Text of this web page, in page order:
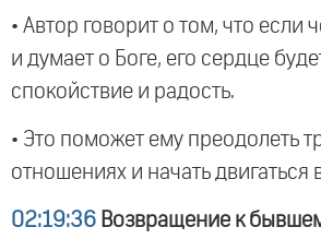
• Автор говорит о том, что если
и думает о Боге, его сердце
спокойствие и радость.
• Это поможет ему преодолеть
отношениях и начать двигаться
02:19:36 Возвращение к